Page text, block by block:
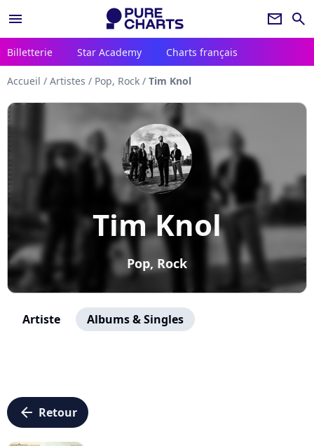
menu newsletter search
Billetterie Star Academy Charts français
Accueil / Artistes / Pop, Rock / Tim Knol
Tim Knol
Pop, Rock
Artiste Albums & Singles
arrow_left Retour